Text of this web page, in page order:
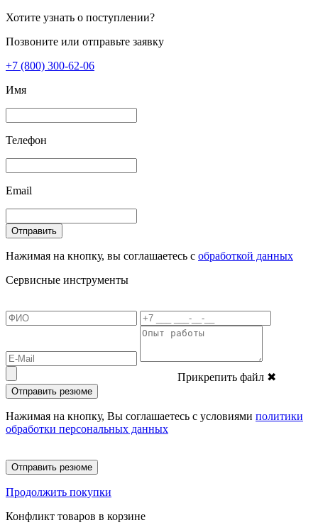
Хотите узнать о поступлении?
Позвоните или отправьте заявку
+7 (800) 300-62-06
Имя
Телефон
Email
Отправить
Нажимая на кнопку, вы соглашаетесь с обработкой данных
Сервисные инструменты
Прикрепить файл ✖
Отправить резюме
Нажимая на кнопку, Вы соглашаетесь с условиями политики
обработки персональных данных
Отправить резюме
Продолжить покупки
Конфликт товаров в корзине